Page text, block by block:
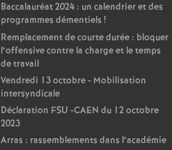
Baccalauréat 2024 : un calendrier et des
programmes démentiels !
Remplacement de courte durée : bloquer
l’offensive contre la charge et le temps
de travail
Vendredi 13 octobre - Mobilisation
intersyndicale
Déclaration FSU -CAEN du 12 octobre
2023
Arras : rassemblements dans l’académie